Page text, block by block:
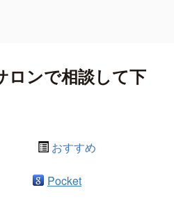
ロンで相談して下
おすすめ
Pocket